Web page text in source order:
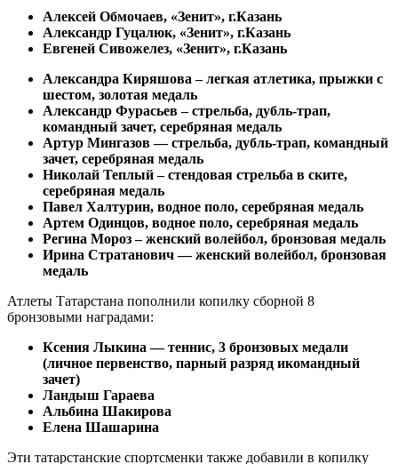
Алексей Обмочаев, «Зенит», г.Казань
Александр Гуцалюк, «Зенит», г.Казань
Евгеней Сивожелез, «Зенит», г.Казань
Александра Киряшова – легкая атлетика, прыжки с
шестом, золотая медаль
Александр Фурасьев – стрельба, дубль-трап,
командный зачет, серебряная медаль
Артур Мингазов — стрельба, дубль-трап, командный
зачет, серебряная медаль
Николай Теплый – стендовая стрельба в ските,
серебряная медаль
Павел Халтурин, водное поло, серебряная медаль
Артем Одинцов, водное поло, серебряная медаль
Регина Мороз – женский волейбол, бронзовая медаль
Ирина Стратанович — женский волейбол, бронзовая
медаль
Атлеты Татарстана пополнили копилку сборной 8
бронзовыми наградами:
Ксения Лыкина — теннис, 3 бронзовых медали
(личное первенство, парный разряд икомандный
зачет)
Ландыш Гараева
Альбина Шакирова
Елена Шашарина
Эти татарстанские спортсменки также добавили в копилку